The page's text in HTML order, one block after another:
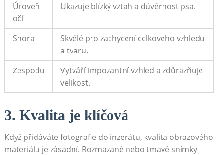
Úroveň
očí
Ukazuje blízký vztah a důvěrnost psa.
Shora
Skvělé pro zachycení celkového vzhledu
a tvaru.
Zespodu
Vytváří impozantní vzhled a‍ zdůrazňuje
velikost.
3. Kvalita je klíčová
Když přidáváte fotografie do inzerátu, kvalita‌ obrazového
materiálu je⁣ zásadní. Rozmazané nebo tmavé snímky